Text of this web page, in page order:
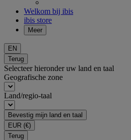
Welkom bij ibis
ibis store
Meer
EN
Terug
Selecteer hieronder uw land en taal
Geografische zone
Land/regio-taal
Bevestig mijn land en taal
EUR (€)
Terug